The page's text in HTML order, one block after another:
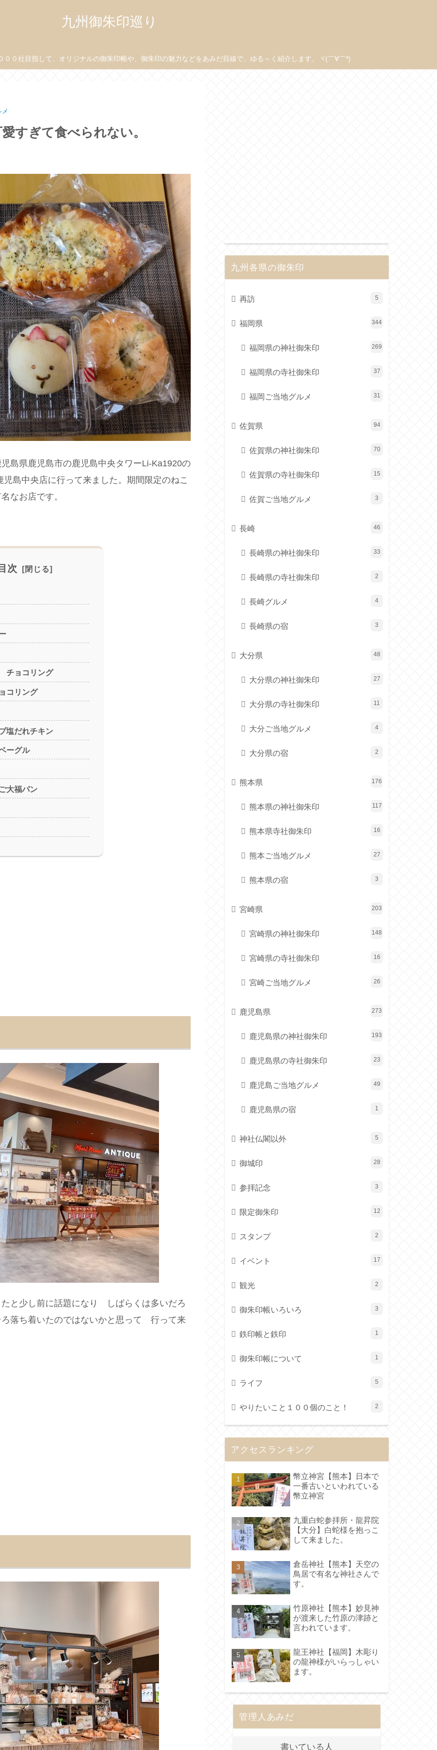
九州御朱印巡り
０社目指して、オリジナルの御朱印帳や、御朱印の魅力などをあみだ目線で、ゆる～く紹介します。ヾ(￣∀￣*)
すぎて食べられない。
島県鹿児島市の鹿児島中央タワーLi-Ka1920の
島中央店に行って来ました。期間限定のねこ
なお店です。
次
チョコリング
コリング
塩だれチキン
ーグル
大福パン
と少し前に話題になり しばらくは多いだろ
落ち着いたのではないかと思って 行って来
九州各県の御朱印
再訪 5
福岡県 344
福岡県の神社御朱印 269
福岡県の寺社御朱印 37
福岡ご当地グルメ 31
佐賀県 94
佐賀県の神社御朱印 70
佐賀県の寺社御朱印 15
佐賀ご当地グルメ 3
長崎 46
長崎県の神社御朱印 33
長崎県の寺社御朱印 2
長崎グルメ 4
長崎県の宿 3
大分県 48
大分県の神社御朱印 27
大分県の寺社御朱印 11
大分ご当地グルメ 4
大分県の宿 2
熊本県 176
熊本県の神社御朱印 117
熊本県寺社御朱印 16
熊本ご当地グルメ 27
熊本県の宿 3
宮崎県 203
宮崎県の神社御朱印 148
宮崎県の寺社御朱印 16
宮崎ご当地グルメ 26
鹿児島県 273
鹿児島県の神社御朱印 193
鹿児島県の寺社御朱印 23
鹿児島ご当地グルメ 49
鹿児島県の宿 1
神社仏閣以外 5
御城印 28
参拝記念 3
限定御朱印 12
スタンプ 2
イベント 17
観光 2
御朱印帳いろいろ 3
鉄印帳と鉄印 1
御朱印帳について 1
ライフ 5
やりたいこと１００個のこと！ 2
アクセスランキング
幣立神宮【熊本】日本で
一番古いといわれている
幣立神宮
九重白蛇参拝所・龍昇院
【大分】白蛇様を抱っこ
して来ました。
倉岳神社【熊本】天空の
鳥居で有名な神社さんで
す。
竹原神社【熊本】妙見神
が渡来した竹原の津跡と
言われています。
龍王神社【福岡】木彫り
の龍神様がいらっしゃい
ます。
管理人あみだ
書いている人